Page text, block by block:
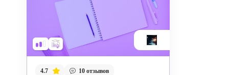
4.7 10 отзывов